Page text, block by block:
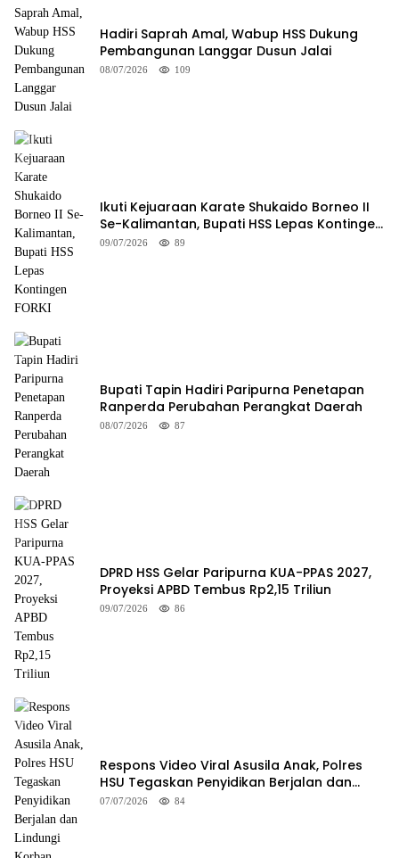
Hadiri Saprah Amal, Wabup HSS Dukung
Pembangunan Langgar Dusun Jalai
08/07/2026 109
Ikuti Kejuaraan Karate Shukaido Borneo II
Se-Kalimantan, Bupati HSS Lepas Kontingen
FORKI
09/07/2026 89
Bupati Tapin Hadiri Paripurna Penetapan
Ranperda Perubahan Perangkat Daerah
08/07/2026 87
DPRD HSS Gelar Paripurna KUA-PPAS 2027,
Proyeksi APBD Tembus Rp2,15 Triliun
09/07/2026 86
Respons Video Viral Asusila Anak, Polres
HSU Tegaskan Penyidikan Berjalan dan
Lindungi Korban
07/07/2026 84